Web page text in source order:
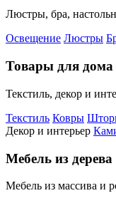
Люстры, бра,
Освещение Люстры
Товары для дома
Текстиль, декор и
Текстиль Ковры
Декор и интерьер
Мебель из дерева
Мебель из массива и